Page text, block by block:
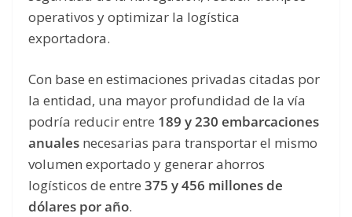
operativos y optimizar la logística
exportadora.
Con base en estimaciones privadas citadas por
la entidad, una mayor profundidad de la vía
podría reducir entre 189 y 230 embarcaciones
anuales necesarias para transportar el mismo
volumen exportado y generar ahorros
logísticos de entre 375 y 456 millones de
dólares por año.